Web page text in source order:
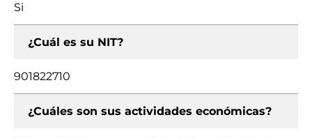
Si
¿Cuál es su NIT?
901822710
¿Cuáles son sus actividades económicas?